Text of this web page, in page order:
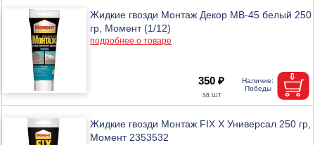
Жидкие гвозди Монтаж Декор МВ-45 белый 250
гр, Момент (1/12)
подробнее о товаре
350 ₽
Жидкие гвозди Монтаж FIX X Универсал 250 гр,
Момент 2353532